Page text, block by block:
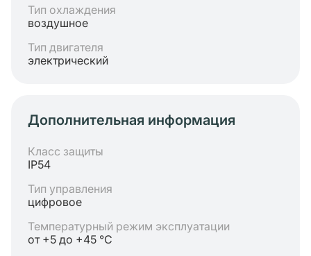
Тип охлаждения
воздушное
Тип двигателя
электрический
Дополнительная информация
Класс защиты
IP54
Тип управления
цифровое
Температурный режим эксплуатации
от +5 до +45 °C